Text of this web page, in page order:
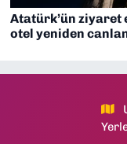
Atatürk’ün ziyaret
otel yeniden